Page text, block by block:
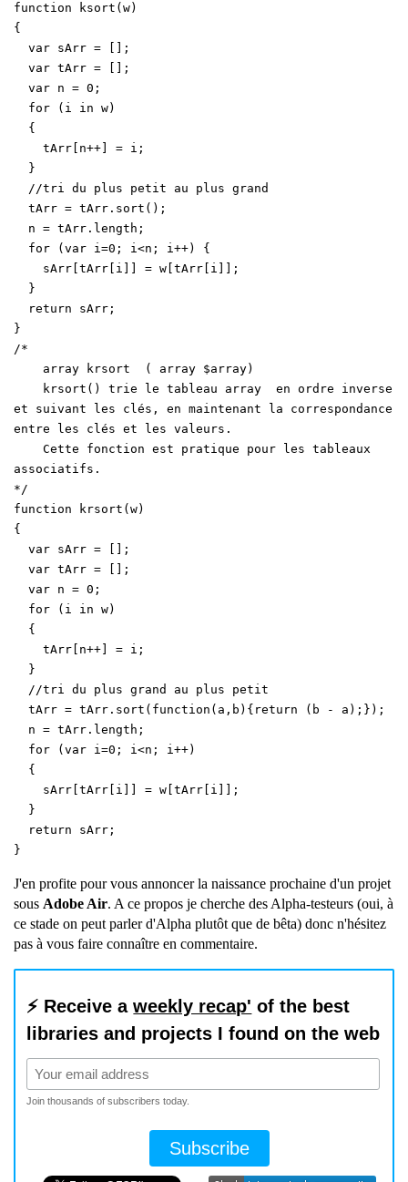
function ksort(w)
{
var sArr = [];
var tArr = [];
var n = 0;
for (i in w)
{
tArr[n++] = i;
}
//tri du plus petit au plus grand
tArr = tArr.sort();
n = tArr.length;
for (var i=0; i<n; i++) {
sArr[tArr[i]] = w[tArr[i]];
}
return sArr;
}
/*
array krsort ( array $array)
krsort() trie le tableau array en ordre inverse
et suivant les clés, en maintenant la correspondance
entre les clés et les valeurs.
Cette fonction est pratique pour les tableaux
associatifs.
*/
function krsort(w)
{
var sArr = [];
var tArr = [];
var n = 0;
for (i in w)
{
tArr[n++] = i;
}
//tri du plus grand au plus petit
tArr = tArr.sort(function(a,b){return (b - a);});
n = tArr.length;
for (var i=0; i<n; i++)
{
sArr[tArr[i]] = w[tArr[i]];
}
return sArr;
}
J'en profite pour vous annoncer la naissance prochaine d'un projet
sous Adobe Air. A ce propos je cherche des Alpha-testeurs (oui, à
ce stade on peut parler d'Alpha plutôt que de bêta) donc n'hésitez
pas à vous faire connaître en commentaire.
⚡️ Receive aweekly recap' of the best
libraries and projects I found on the web
Join thousands of subscribers today.